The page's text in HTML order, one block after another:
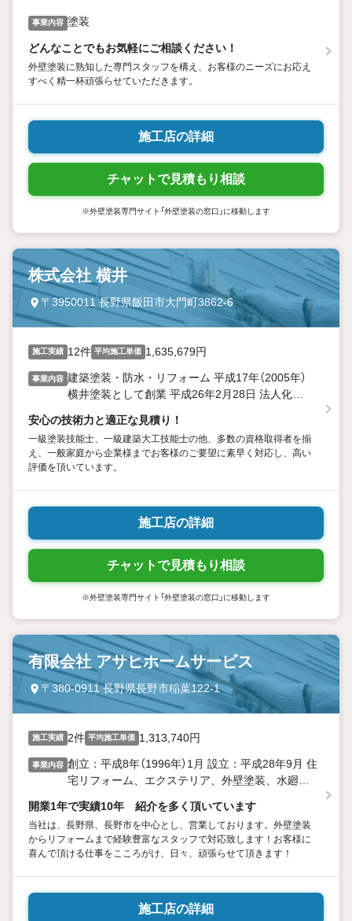
事業内容 塗装
どんなことでもお気軽にご相談ください！
外壁塗装に熟知した専門スタッフを構え、お客様のニーズにお応え
すべく精一杯頑張らせていただきます。
施工店の詳細
チャットで見積もり相談
※外壁塗装専門サイト「外壁塗装の窓口」に移動します
株式会社 横井
〒3950011 長野県飯田市大門町3862-6
施工実績 12件 平均施工単価 1,635,679円
事業内容 建築塗装・防水・リフォーム 平成17年（2005年）
横井塗装として創業 平成26年2月28日 法人化
安心の技術力と適正な見積り！
一級塗装技能士、一級建築大工技能士の他、多数の資格取得者を揃
え、一般家庭から企業様までお客様のご要望に素早く対応し、高い
評価を頂いています。
施工店の詳細
チャットで見積もり相談
※外壁塗装専門サイト「外壁塗装の窓口」に移動します
有限会社 アサヒホームサービス
〒380-0911 長野県長野市稲葉122-1
施工実績 2件 平均施工単価 1,313,740円
事業内容 創立：平成8年（1996年）1月 設立：平成28年9月 住
宅リフォーム、エクステリア、外壁塗装、水廻り
開業1年で実績10年 紹介を多く頂いています
当社は、長野県、長野市を中心とし、営業しております。外壁塗装
からリフォームまで経験豊富なスタッフで対応致します！お客様に
喜んで頂ける仕事をこころがけ、日々、頑張らせて頂きます！
施工店の詳細